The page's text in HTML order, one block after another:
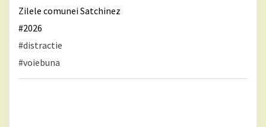
Zilele comunei Satchinez
#2026
#distractie
#voiebuna